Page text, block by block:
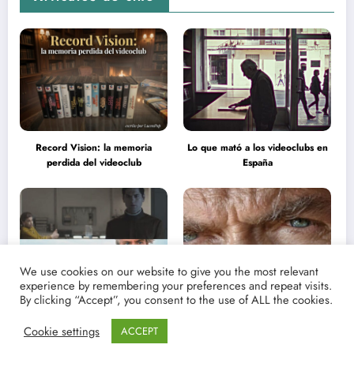
Record Vision: la memoria
perdida del videoclub
Lo que mató a los videoclubs en
España
Elogio de la ingenuidad: en
defensa del relato puro
Los ojos de piedra y fuego: Clint
We use cookies on our website to give you the most relevant
experience by remembering your preferences and repeat visits.
By clicking “Accept”, you consent to the use of ALL the cookies.
Cookie settings
ACCEPT